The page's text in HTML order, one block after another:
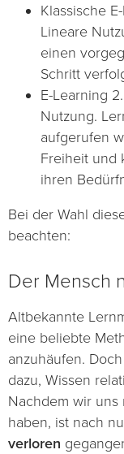
Klassische
Lineare
einen
Schritt
E-Learning
Nutzung.
aufgerufen
Freiheit und
ihren
Bei der Wahl
beachten:
Der Mensch
Altbekannte
eine beliebte
anzuhäufen.
dazu, Wissen
Nachdem wir uns
haben, ist nach
verloren